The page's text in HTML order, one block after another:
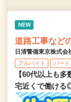
NEW
道路工事など
日清警備東京株式
アルバイト パート
【60代以上も
宅近くで働ける